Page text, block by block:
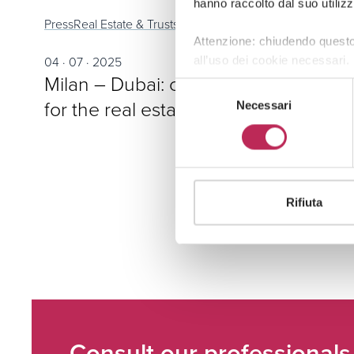
hanno raccolto dal suo
Attenzione: chiudendo
all’uso dei cookie necessari.
Selezione
Necessari
Rifiuta
PressReal Estate & Trusts
04 · 07 · 2025
Milan – Dubai: comparing models
for the real estate of the future